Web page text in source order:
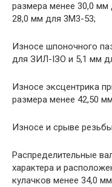
размера менее 30,0 мм
28,0 мм для 3M3-53;
Износе шпоночного
для ЗИЛ-ІЗО и 5,1 мм
Износе эксцентрика
размера менее 42,50
Износе и срыве
Распределительные
характера и
кулачков менее 34,0